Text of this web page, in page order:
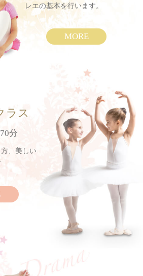
レエの基本を行います。
MORE
ラス
分
、美しい